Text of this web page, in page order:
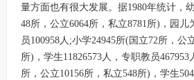
量方面也有很大发展。据1980年统计，
48所，公立6064所，私立8781所)，园儿
员100958人;小学24945所(国立72所，公
所)，学生11826573人，专职教员467953
所，公立10156所，私立548所)，学生